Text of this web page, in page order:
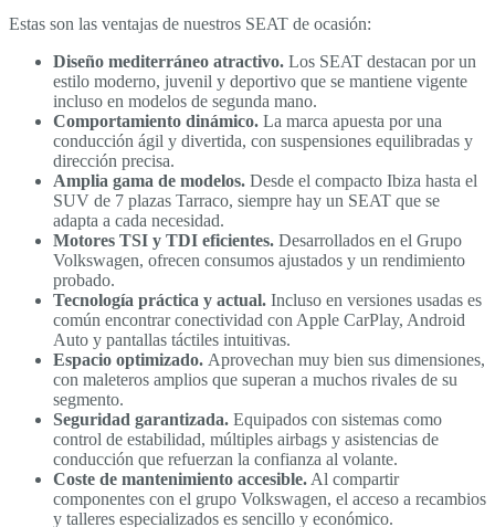
Estas son las ventajas de nuestros SEAT de ocasión:
Diseño mediterráneo atractivo. Los SEAT destacan por un
estilo moderno, juvenil y deportivo que se mantiene vigente
incluso en modelos de segunda mano.
Comportamiento dinámico. La marca apuesta por una
conducción ágil y divertida, con suspensiones equilibradas y
dirección precisa.
Amplia gama de modelos. Desde el compacto Ibiza hasta el
SUV de 7 plazas Tarraco, siempre hay un SEAT que se
adapta a cada necesidad.
Motores TSI y TDI eficientes. Desarrollados en el Grupo
Volkswagen, ofrecen consumos ajustados y un rendimiento
probado.
Tecnología práctica y actual. Incluso en versiones usadas es
común encontrar conectividad con Apple CarPlay, Android
Auto y pantallas táctiles intuitivas.
Espacio optimizado. Aprovechan muy bien sus dimensiones,
con maleteros amplios que superan a muchos rivales de su
segmento.
Seguridad garantizada. Equipados con sistemas como
control de estabilidad, múltiples airbags y asistencias de
conducción que refuerzan la confianza al volante.
Coste de mantenimiento accesible. Al compartir
componentes con el grupo Volkswagen, el acceso a recambios
y talleres especializados es sencillo y económico.